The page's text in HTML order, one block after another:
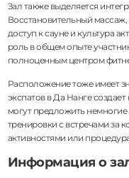
Зал также выделяется
Восстановительный
доступ к сауне и культура
роль в общем опыте
полноценным центром
Расположение тоже имеет
экспатов в Да Нанге
могут предложить
тренировки с встречами за
активностями или
Информация о